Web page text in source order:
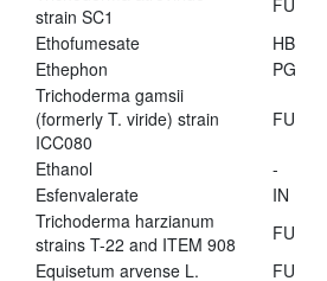
strain SC1
FU
Ethofumesate
HB
Ethephon
PG
Trichoderma gamsii
(formerly T. viride) strain
ICC080
FU
Ethanol -
Esfenvalerate
IN
Trichoderma harzianum
strains T-22 and ITEM 908
FU
Equisetum arvense L.
FU